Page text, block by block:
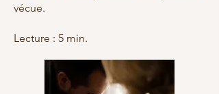
vécue.
Lecture : 5 min.